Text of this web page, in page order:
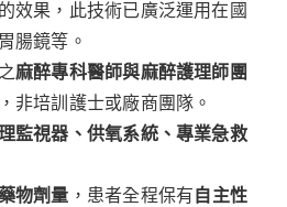
效果，此技術已廣泛運用在國
腸鏡等。
麻醉專科醫師與麻醉護理師團
非培訓護士或廠商團隊。
監視器、供氧系統、專業急救
物劑量 ，患者全程保有 自主性